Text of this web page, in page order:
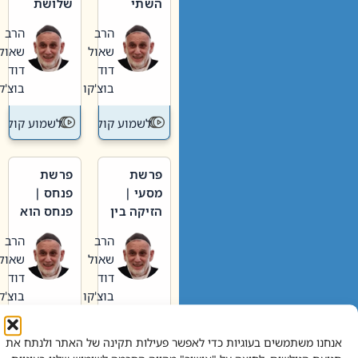
אנחנו משתמשים בעוגיות כדי לאפשר פעילות תקינה של האתר ולנתח את
וערב של
חיינו
הרב
שאול
דוד
בוצ'קו
לשמוע קול תורה – מדרש
האבות
הרב
שאול
דוד
בוצ'קו
לשמוע קול
פרשת
מסעי |
הזיקה בין
הגדול לעם הרב
שאול
דוד
בוצ'קו
לשמוע קול תורה – מדרש
פרשת
פנחס |
פנחס הוא
אליהו: בין
קנאות
הורסת
לקנאות
בונה
הרב
שאול
דוד
בוצ'קו
לשמוע קול